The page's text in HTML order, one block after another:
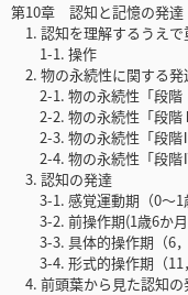
第10章 認知と記憶の発達
1. 認知を理解するうえで
1-1. 操作
2. 物の永続性に関する発
2-1. 物の永続性「段階
2-2. 物の永続性「段階
2-3. 物の永続性「段階
2-4. 物の永続性「段階
3. 認知の発達
3-1. 感覚運動期（0〜1
3-2. 前操作期(1歳6か月
3-3. 具体的操作期（6，
3-4. 形式的操作期（11
4. 前頭葉から見た認知の